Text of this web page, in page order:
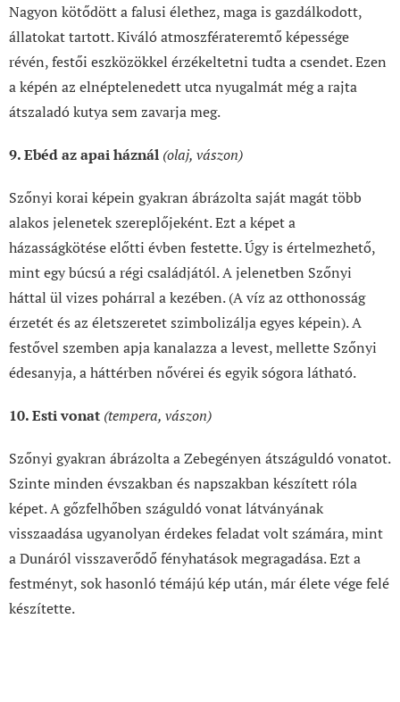
Nagyon kötődött a falusi élethez, maga is gazdálkodott,
állatokat tartott. Kiváló atmoszférateremtő képessége
révén, festői eszközökkel érzékeltetni tudta a csendet. Ezen
a képén az elnéptelenedett utca nyugalmát még a rajta
átszaladó kutya sem zavarja meg.
9. Ebéd az apai háznál (olaj, vászon)
Szőnyi korai képein gyakran ábrázolta saját magát több
alakos jelenetek szereplőjeként. Ezt a képet a
házasságkötése előtti évben festette. Úgy is értelmezhető,
mint egy búcsú a régi családjától. A jelenetben Szőnyi
háttal ül vizes pohárral a kezében. (A víz az otthonosság
érzetét és az életszeretet szimbolizálja egyes képein). A
festővel szemben apja kanalazza a levest, mellette Szőnyi
édesanyja, a háttérben nővérei és egyik sógora látható.
10. Esti vonat (tempera, vászon)
Szőnyi gyakran ábrázolta a Zebegényen átszáguldó vonatot.
Szinte minden évszakban és napszakban készített róla
képet. A gőzfelhőben száguldó vonat látványának
visszaadása ugyanolyan érdekes feladat volt számára, mint
a Dunáról visszaverődő fényhatások megragadása. Ezt a
festményt, sok hasonló témájú kép után, már élete vége felé
készítette.